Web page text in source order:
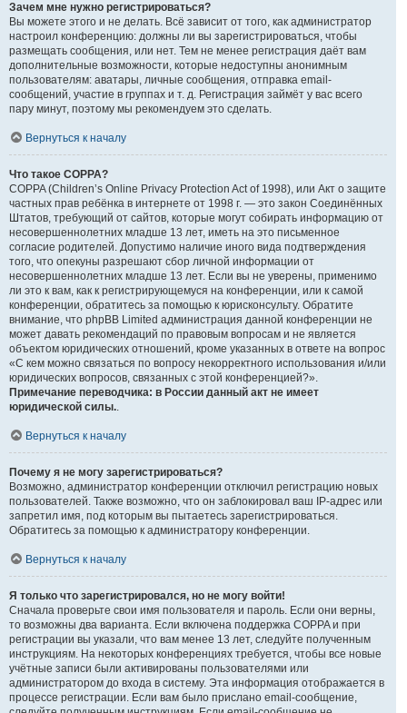
Зачем мне нужно регистрироваться?
Вы можете этого и не делать. Всё зависит от того, как администратор
настроил конференцию: должны ли вы зарегистрироваться, чтобы
размещать сообщения, или нет. Тем не менее регистрация даёт вам
дополнительные возможности, которые недоступны анонимным
пользователям: аватары, личные сообщения, отправка email-
сообщений, участие в группах и т. д. Регистрация займёт у вас всего
пару минут, поэтому мы рекомендуем это сделать.
Вернуться к началу
Что такое COPPA?
COPPA (Children’s Online Privacy Protection Act of 1998), или Акт о защите
частных прав ребёнка в интернете от 1998 г. — это закон Соединённых
Штатов, требующий от сайтов, которые могут собирать информацию от
несовершеннолетних младше 13 лет, иметь на это письменное
согласие родителей. Допустимо наличие иного вида подтверждения
того, что опекуны разрешают сбор личной информации от
несовершеннолетних младше 13 лет. Если вы не уверены, применимо
ли это к вам, как к регистрирующемуся на конференции, или к самой
конференции, обратитесь за помощью к юрисконсульту. Обратите
внимание, что phpBB Limited администрация данной конференции не
может давать рекомендаций по правовым вопросам и не является
объектом юридических отношений, кроме указанных в ответе на вопрос
«С кем можно связаться по вопросу некорректного использования и/или
юридических вопросов, связанных с этой конференцией?».
Примечание переводчика: в России данный акт не имеет
юридической силы..
Вернуться к началу
Почему я не могу зарегистрироваться?
Возможно, администратор конференции отключил регистрацию новых
пользователей. Также возможно, что он заблокировал ваш IP-адрес или
запретил имя, под которым вы пытаетесь зарегистрироваться.
Обратитесь за помощью к администратору конференции.
Вернуться к началу
Я только что зарегистрировался, но не могу войти!
Сначала проверьте свои имя пользователя и пароль. Если они верны,
то возможны два варианта. Если включена поддержка COPPA и при
регистрации вы указали, что вам менее 13 лет, следуйте полученным
инструкциям. На некоторых конференциях требуется, чтобы все новые
учётные записи были активированы пользователями или
администратором до входа в систему. Эта информация отображается в
процессе регистрации. Если вам было прислано email-сообщение,